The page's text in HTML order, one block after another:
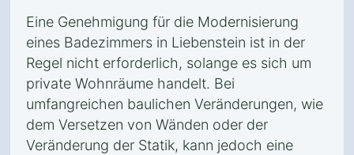
Eine Genehmigung für die Modernisierung
eines Badezimmers in Liebenstein ist in der
Regel nicht erforderlich, solange es sich um
private Wohnräume handelt. Bei
umfangreichen baulichen Veränderungen, wie
dem Versetzen von Wänden oder der
Veränderung der Statik, kann jedoch eine